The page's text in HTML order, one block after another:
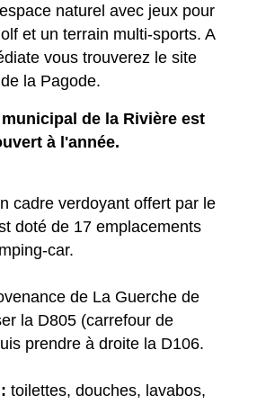
naturel avec jeux pour
et un terrain multi-sports. A
vous trouverez le site
la Pagode.
de la Rivière est
à l'année.
cadre verdoyant offert par le
doté de 17 emplacements
car.
de La Guerche de
la D805 (carrefour de
prendre à droite la D106.
toilettes, douches, lavabos,